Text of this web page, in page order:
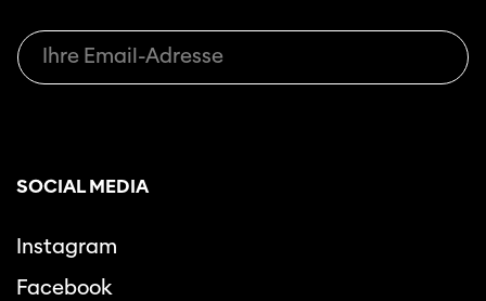
SOCIAL MEDIA
Instagram
Facebook